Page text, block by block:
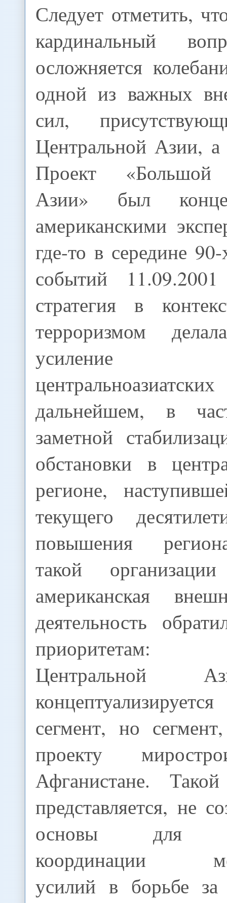
Следует отметить,
кардинальный
осложняется
одной из важных
сил,
Центральной Азии,
Проект «Большой
Азии» был
американскими
где-то в середине
событий 11.09.2001
стратегия в
терроризмом
усиление
дальнейшем, в
заметной
обстановки в
регионе,
текущего
повышения
такой
американская
деятельность
приоритетам:
Центральной
сегмент, но
проекту
Афганистане.
представляется, не
основы для
координации
усилий в борьбе за